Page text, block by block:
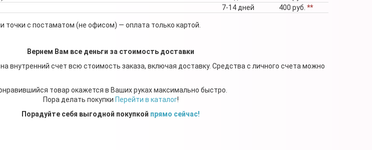
7-14 дней 400 руб. **
точки с постаматом (не офисом) — оплата только картой.
Вернем Вам все деньги за стоимость доставки
внутренний счет всю стоимость заказа, включая доставку. Средства с личного счета можно
товар окажется в Ваших руках максимально быстро.
Пора делать покупки Перейти в каталог!
Порадуйте себя выгодной покупкой прямо сейчас!